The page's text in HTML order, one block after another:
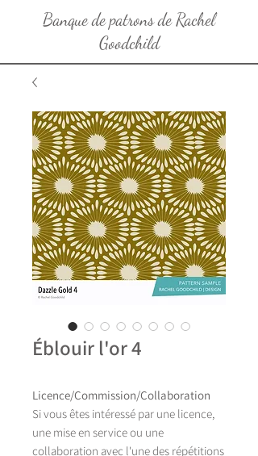
Banque de patrons de Rachel
Goodchild
Éblouir l'or 4
Licence/Commission/Collaboration
Si vous êtes intéressé par une licence,
une mise en service ou une
collaboration avec l'une des répétitions